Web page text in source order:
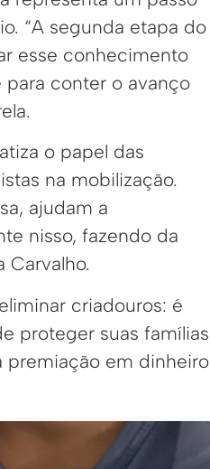
“A segunda etapa do
esse conhecimento
conter o avanço
o papel das
na mobilização.
ajudam a
nisso, fazendo da
criadouros: é
proteger suas famílias
premiação em dinheiro